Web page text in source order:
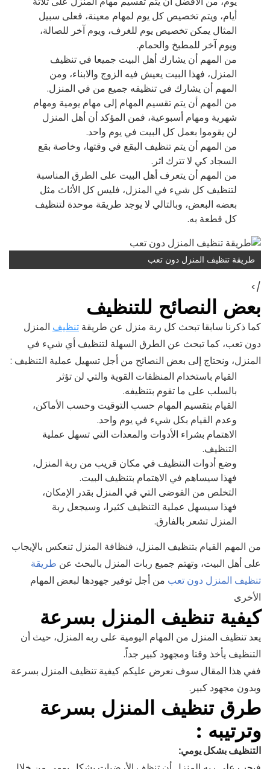
أيام، ويتم تخصيص كل يوم لمهام معينة، فعلى سبيل
المثال يمكن تخصيص يوم للغرف، ويوم آخر للصالة،
ويوم آخر للمطبخ والحمام.
من المهم أن يشارك أهل البيت جميعا في تنظيف
المنزل، فهذا البيت يعيش فيه الزوج والابناء، ومن
المهم أن يشارك في تنظيفه جميع من في المنزل.
من المهم أن يتم تقسيم المهام إلى مهام يومية ومهام
شهرية ومهام أسبوعية، فمن المؤكد أن أهل المنزل
لن يقوموا بعمل كل البيت في يوم واحد.
من المهم أن يتم تنظيف البقع في وقتها، وخاصة بقع
السجاد كي لا تترك اثر.
من المهم أن يتعرف أهل البيت على الطرق المناسبة
لتنظيف كل شيء في المنزل، فليس كل الأثاث مثل
بعضه البعض، وبالتالي لا يوجد طريقة موحدة لتنظيف
كل قطعة به.
طريقة تنظيف المنزل دون تعب
/>
بعض النصائح للتنظيف
كما ذكرنا سابقا تبحث كل ربة منزل عن طريقة تنظيف المنزل
دون تعب، كما تبحث عن الطرق السهلة لتنظيف أي شيء في
المنزل، ونحتاج إلى بعض النصائح من أجل تسهيل عملية التنظيف :
القيام باستخدام المنظفات القوية والتي لن تؤثر
بالسلب على ما تقوم بتنظيفه.
القيام بتقسيم المهام حسب التوقيت وحسب الأماكن،
وعدم القيام بكل شيء في يوم واحد.
الاهتمام بشراء الأدوات والمعدات التي تسهل عملية
التنظيف.
وضع أدوات التنظيف في مكان قريب من ربة المنزل،
فهذا سيساهم في الاهتمام بتنظيف البيت.
التخلص من الفوضى التي في المنزل بقدر الإمكان،
فهذا سيسهل عملية التنظيف كثيرا، وسيجعل ربة
المنزل تشعر بالفارق.
من المهم القيام بتنظيف المنزل، فنظافة المنزل تنعكس بالإيجاب
على أهل البيت، وتهتم جميع ربات المنزل بالبحث عن طريقة
تنظيف المنزل دون تعب من أجل توفير جهودها لبعض المهام
الأخرى
كيفية تنظيف المنزل بسرعة
يعد تنظيف المنزل من المهام اليومية على ربه المنزل، حيث أن
التنظيف يأخذ وقتا ومجهود كبير جداً.
ففي هذا المقال سوف نعرض عليكم كيفية تنظيف المنزل بسرعة
وبدون مجهود كبير.
طرق تنظيف المنزل بسرعة
وترتيبه :
التنظيف بشكل يومي: